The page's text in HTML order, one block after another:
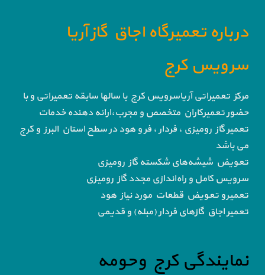
درباره تعمیرگاه اجاق گاز آریا
سرویس کرج
مرکز تعمیراتی آریاسرویس کرج با سالها سابقه تعمیراتی و با
حضور تعمیرکاران متخصص و مجرب،ارائه دهنده خدمات
تعمیر گاز رومیزی ، فردار ، فر و هود در سطح استان البرز و کرج
می باشد
تعویض شیشه‌های شکسته گاز رومیزی
سرویس کامل و راه‌اندازی مجدد گاز رومیزی
تعمیرو تعویض قطعات مورد نیاز هود
تعمیر اجاق گاز‌های فردار (مبله) و قدیمی
نمایندگی کرج وحومه